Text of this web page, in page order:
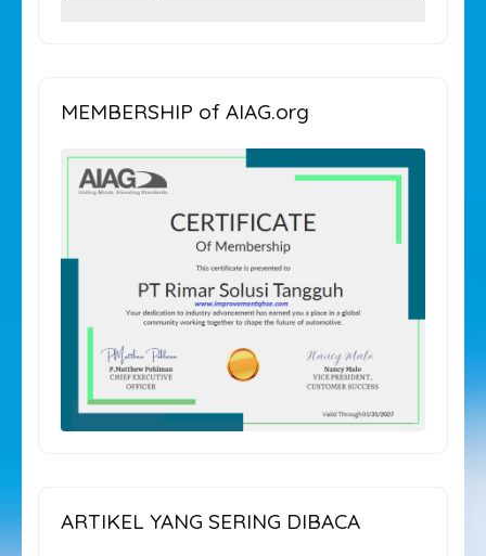
MEMBERSHIP of AIAG.org
ARTIKEL YANG SERING DIBACA